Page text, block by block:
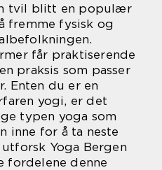
tvil blitt en populær
fremme fysisk og
får praktiserende
praksis som passer
Enten du er en
yogi, er det
typen yoga som
inne for å ta neste
Yoga Bergen
fordelene denne